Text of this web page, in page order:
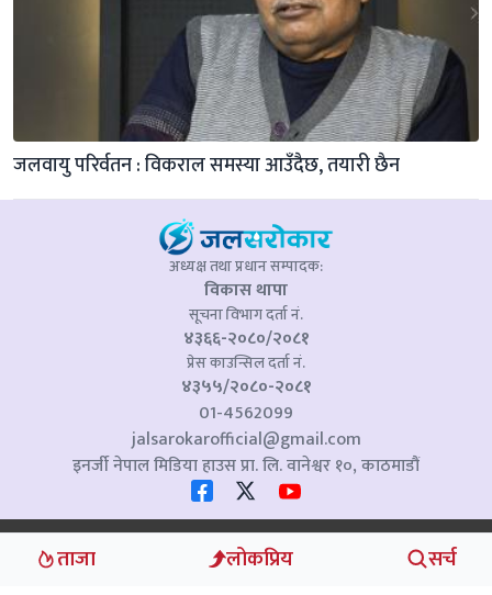
ताजा लोकप्रिय सर्च
जलवायु परिर्वतन : विकराल समस्या आउँदैछ, तयारी छैन
अध्यक्ष तथा प्रधान सम्पादक:
विकास थापा
सूचना विभाग दर्ता नं.
४३६६-२०८०/२०८१
प्रेस काउन्सिल दर्ता नं.
४३५५/२०८०-२०८१
01-4562099
jalsarokarofficial@gmail.com
इनर्जी नेपाल मिडिया हाउस प्रा. लि. वानेश्वर १०, काठमाडौं
Copyright © Jalsarokar 2024 . All Rights Reserved.
POWERED BYBibek Devkota